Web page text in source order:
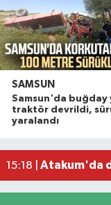
SAMSUN
Samsun'da buğday
traktör devrildi,
yaralandı
19:58 |Havza'da
16:49 |Dron
16:40 |
15:18 | Atakum'da